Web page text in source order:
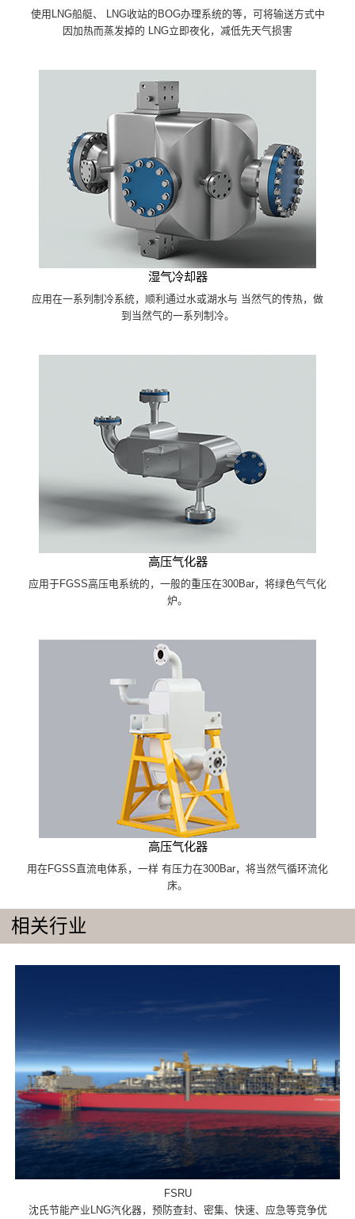
使用LNG船艇、 LNG收站的BOG办理系统的等，可将输送方式中
因加热而蒸发掉的 LNG立即夜化，减低先天气损害
湿气冷却器
应用在一系列制冷系統，顺利通过水或湖水与 当然气的传热，做
到当然气的一系列制冷。
高压气化器
应用于FGSS高压电系统的，一般的重压在300Bar，将绿色气气化
炉。
高压气化器
用在FGSS直流电体系，一样 有压力在300Bar，将当然气循环流化
床。
相关行业
FSRU
沈氏节能产业LNG汽化器，预防查封、密集、快速、应急等竞争优